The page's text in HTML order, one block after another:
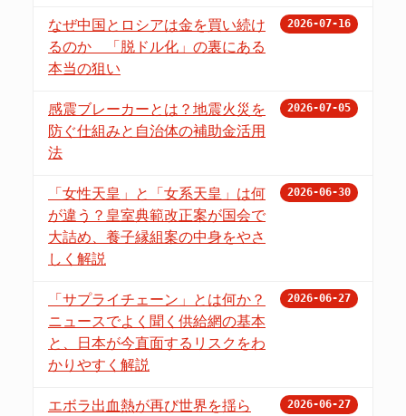
なぜ中国とロシアは金を買い続け
るのか 「脱ドル化」の裏にある
本当の狙い
2026-07-16
感震ブレーカーとは？地震火災を
防ぐ仕組みと自治体の補助金活用
法
2026-07-05
「女性天皇」と「女系天皇」は何
が違う？皇室典範改正案が国会で
大詰め、養子縁組案の中身をやさ
しく解説
2026-06-30
「サプライチェーン」とは何か？
ニュースでよく聞く供給網の基本
と、日本が今直面するリスクをわ
かりやすく解説
2026-06-27
エボラ出血熱が再び世界を揺ら
2026-06-27